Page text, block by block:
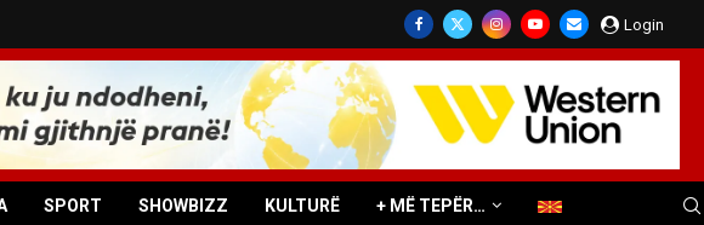
Login
SPORT SHOWBIZZ KULTURË + MË TEPËR…